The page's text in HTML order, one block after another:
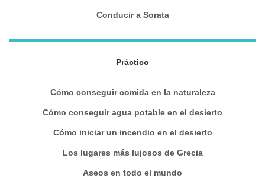
Conducir a Sorata
Práctico
Cómo conseguir comida en la naturaleza
Cómo conseguir agua potable en el desierto
Cómo iniciar un incendio en el desierto
Los lugares más lujosos de Grecia
Aseos en todo el mundo